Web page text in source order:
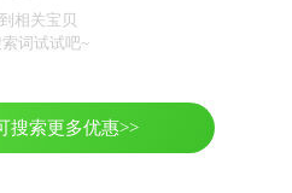
相关宝贝
词试试吧~
搜索更多优惠>>